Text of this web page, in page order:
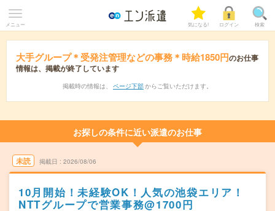
メニュー 気になる! ログイン 検索
大手グループ＊受発注管理などの事務＊時給1850円のお仕事
情報は、掲載が終了しています
掲載時の情報は、 ページ下部 からご覧いただけます。
お探しの条件に近い派遣のお仕事
未読 掲載日 2026/08/06
10月開始！未経験OK！人気の池袋エリア！
NTTグループで営業事務@1700円